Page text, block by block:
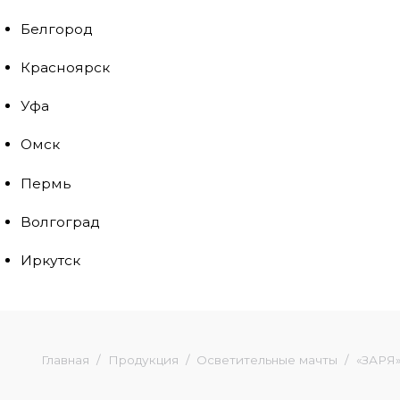
Белгород
Красноярск
Уфа
Омск
Пермь
Волгоград
Иркутск
Главная Продукция Осветительные мачты